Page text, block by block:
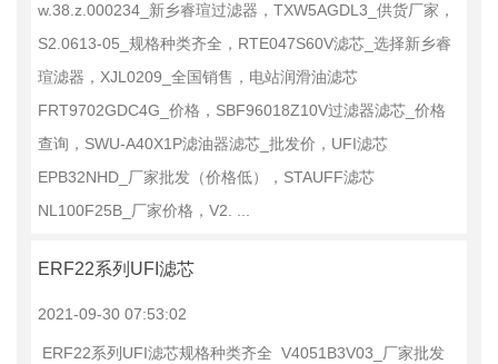
w.38.z.000234_新乡睿瑄过滤器，TXW5AGDL3_供货厂家，
S2.0613-05_规格种类齐全，RTE047S60V滤芯_选择新乡睿
瑄滤器，XJL0209_全国销售，电站润滑油滤芯
FRT9702GDC4G_价格，SBF96018Z10V过滤器滤芯_价格
查询，SWU-A40X1P滤油器滤芯_批发价，UFI滤芯
EPB32NHD_厂家批发（价格低），STAUFF滤芯
NL100F25B_厂家价格，V2. ...
ERF22系列UFI滤芯
2021-09-30 07:53:02
ERF22系列UFI滤芯规格种类齐全 V4051B3V03_厂家批发